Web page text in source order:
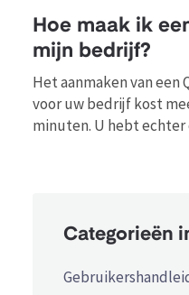
Hoe maak ik
mijn bedrijf?
Het aanmaken van een
voor uw bedrijf kost
minuten. U hebt echter
Categorieën